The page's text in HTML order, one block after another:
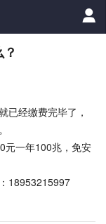
已经缴费完毕了，
元一年100兆，免安
18953215997